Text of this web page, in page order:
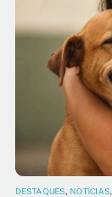
DESTAQUES, NOTÍCIAS,